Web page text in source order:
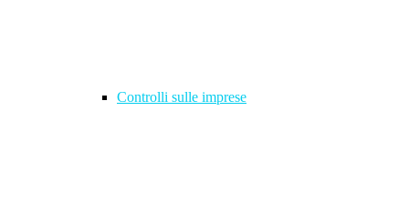
Controlli sulle imprese